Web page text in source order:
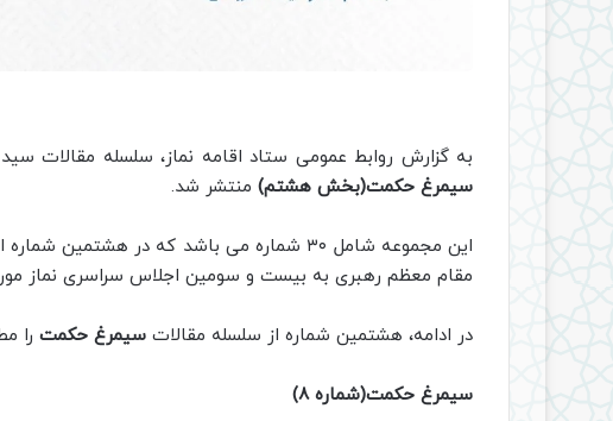
به گزارش روابط عمومی ستاد اقامه نماز، سلسله مقالات
سیمرغ حکمت(بخش هشتم) منتشر شد.
این مجموعه شامل ۳۰ شماره می باشد که در هشتمین شماره از یادداشتهای
مقام معظم رهبری به بیست و سومین اجلاس سراسری نماز
در ادامه، هشتمین شماره از سلسله مقالات سیمرغ حکمت را
سیمرغ حکمت(شماره ۸)